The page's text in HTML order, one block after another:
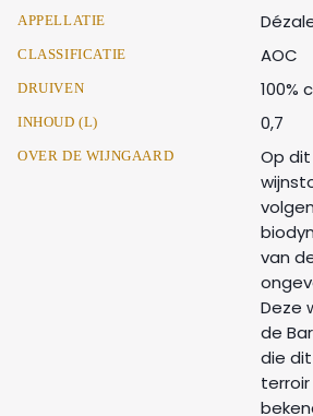
APPELLATIE
CLASSIFICATIE AOC
DRUIVEN 100%
INHOUD (L) 0,7
OVER DE WIJNGAARD
Op
van
Deze
de
die